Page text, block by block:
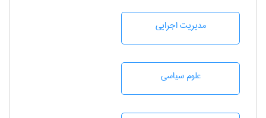
مديريت اجرايی
علوم سياسی